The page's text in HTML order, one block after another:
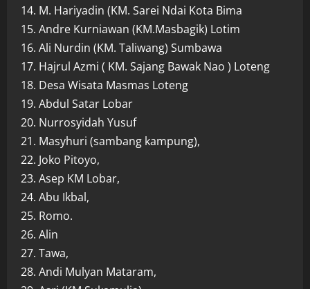
14. M. Hariyadin (KM. Sarei Ndai Kota Bima
15. Andre Kurniawan (KM.Masbagik) Lotim
16. Ali Nurdin (KM. Taliwang) Sumbawa
17. Hajrul Azmi ( KM. Sajang Bawak Nao ) Loteng
18. Desa Wisata Masmas Loteng
19. Abdul Satar Lobar
20. Nurrosyidah Yusuf
21. Masyhuri (sambang kampung),
22. Joko Pitoyo,
23. Asep KM Lobar,
24. Abu Ikbal,
25. Romo.
26. Alin
27. Tawa,
28. Andi Mulyan Mataram,